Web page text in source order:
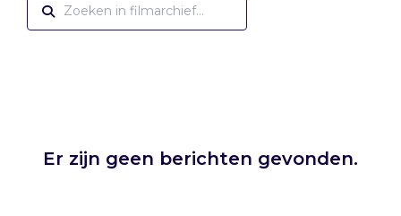
Er zijn geen berichten gevonden.